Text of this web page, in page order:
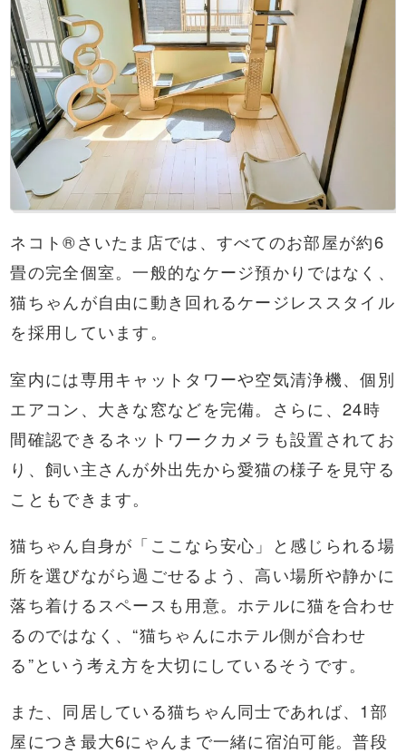
ネコト®さいたま店では、すべてのお部屋が約6
畳の完全個室。一般的なケージ預かりではなく、
猫ちゃんが自由に動き回れるケージレススタイル
を採用しています。
室内には専用キャットタワーや空気清浄機、個別
エアコン、大きな窓などを完備。さらに、24時
間確認できるネットワークカメラも設置されてお
り、飼い主さんが外出先から愛猫の様子を見守る
こともできます。
猫ちゃん自身が「ここなら安心」と感じられる場
所を選びながら過ごせるよう、高い場所や静かに
落ち着けるスペースも用意。ホテルに猫を合わせ
るのではなく、“猫ちゃんにホテル側が合わせ
る”という考え方を大切にしているそうです。
また、同居している猫ちゃん同士であれば、1部
屋につき最大6にゃんまで一緒に宿泊可能。普段